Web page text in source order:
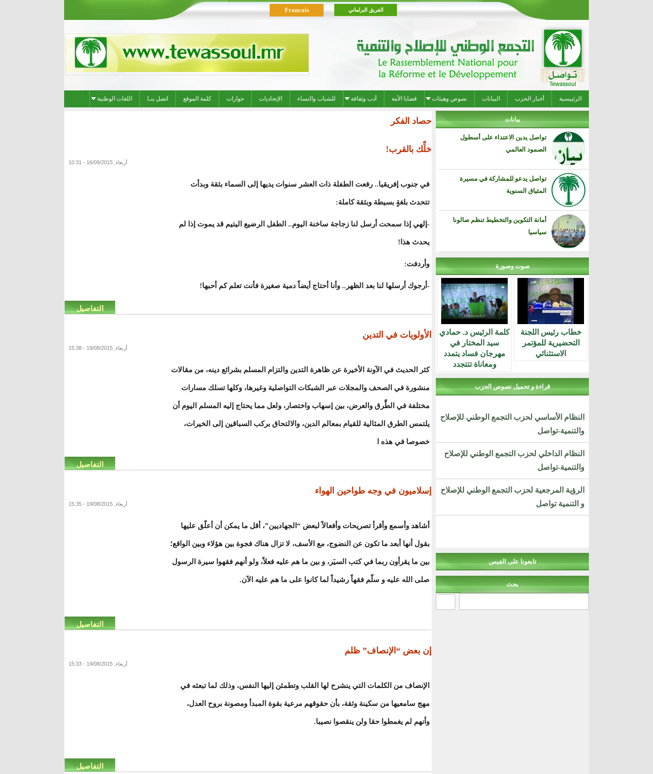
الفريق البرلماني Francais
الرئييسية أخبار الحزب البيانات نصوص وهيئات قضايا الأمة أدب وثقافة للشباب والنساء الإتحاديات حوارات كلمة الموقع اتصل بنـا اللغات الوطنية
حصاد الفكر
خلِّك بالقرب!
أربعاء, 16/09/2015 - 10:31
في جنوب إفريقيا.. رفعت الطفلة ذات العشر سنوات يديها إلى السماء بثقة وبدأت
تتحدث بلغةٍ بسيطة وبثقة كاملة:
-إلهي إذا سمحت أرسل لنا زجاجة ساخنة اليوم.. الطفل الرضيع اليتيم قد يموت إذا لم
يحدث هذا!
وأردفت:
-أرجوك أرسلها لنا بعد الظهر.. وأنا أحتاج أيضاً دمية صغيرة فأنت تعلم كم أحبها!
التفاصيل
الأولويات في التدين
أربعاء, 19/08/2015 - 15:38
كثر الحديث في الآونة الأخيرة عن ظاهرة التدين والتزام المسلم بشرائع دينه، من مقالات
منشورة في الصحف والمجلات عبر الشبكات التواصلية وغيرها، وكلها تسلك مسارات
مختلفة في الطَّرق والعرض، بين إسهاب واختصار، ولعل مما يحتاج إليه المسلم اليوم أن
يلتمس الطرق المثالية للقيام بمعالم الدين، والالتحاق بركب السباقين إلى الخيرات،
خصوصا في هذه ا
التفاصيل
إسلاميون في وجه طواحين الهواء
أربعاء, 19/08/2015 - 15:35
أشاهد وأسمع وأقرأ تصريحات وأفعالاً لبعض “الجهاديين”، أقل ما يمكن أن أعلّق عليها
بقول أنها أبعد ما تكون عن النضوج، مع الأسف، لا تزال هناك فجوة بين هؤلاء وبين الواقع؛
بين ما يقرأون ربما في كتب السيَر، و بين ما هم عليه فعلاً، ولو أنهم فقهوا سيرة الرسول
صلى الله عليه و سلّم فقهاً رشيداً لما كانوا على ما هم عليه الآن.
التفاصيل
إن بعض “الإنصاف” ظلم
أربعاء, 19/08/2015 - 15:33
الإنصاف من الكلمات التي ينشرح لها القلب وتطمئن إليها النفس، وذلك لما تبعثه في
مهج سامعيها من سكينة وثقة، بأن حقوقهم مرعية بقوة المبدأ ومصونة بروح العدل،
وأنهم لم يغمطوا حقا ولن ينقصوا نصيبا.
التفاصيل
بيانات
تواصل يدين الاعتداء على أسطول
الصمود العالمي
تواصل يدعو للمشاركة في مسيرة
المثياق السنوية
أمانة التكوين والتخطيط تنظم صالونا
سياسيا
صوت وصورة
خطاب رئيس اللجنة
التحضيرية للمؤتمر
الاستثنائي
كلمة الرئيس د. حمادي
سيد المختار في
مهرجان فساد يتمدد
ومعاناة تتتجدد
قراءة و تحميل نصوص الحزب
النظام الأساسي لحزب التجمع الوطني للإصلاح
والتنمية-تواصل
النظام الداخلي لحزب التجمع الوطني للإصلاح
والتنمية-تواصل
الرؤية المرجعية لحزب التجمع الوطني للإصلاح
و التنمية تواصل
تابعونا على الفيس
بحث